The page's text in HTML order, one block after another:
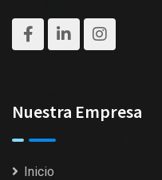
Nuestra Empresa
Inicio